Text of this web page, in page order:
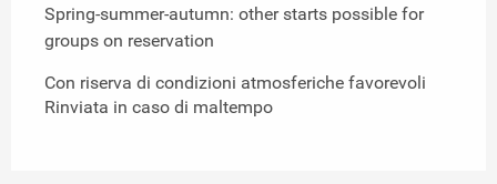
Spring-summer-autumn: other starts possible for
groups on reservation
Con riserva di condizioni atmosferiche favorevoli
Rinviata in caso di maltempo